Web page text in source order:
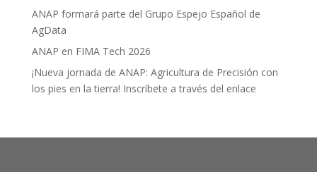
ANAP formará parte del Grupo Espejo Español de
AgData
ANAP en FIMA Tech 2026
¡Nueva jornada de ANAP: Agricultura de Precisión con
los pies en la tierra! Inscríbete a través del enlace